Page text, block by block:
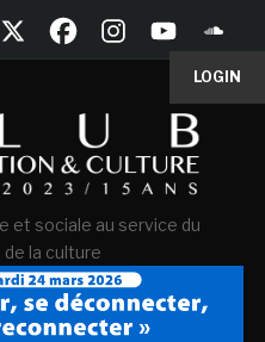
LOGIN
et sociale au service du
la culture